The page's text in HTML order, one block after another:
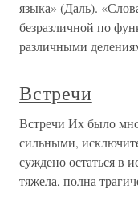
языка» (Даль).
безразличной по
различными
Встречи
Встречи Их было
сильными,
суждено остаться в
тяжела, полна